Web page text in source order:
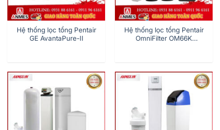
Hệ thống lọc tổng Pentair
GE AvantaPure-II
Hệ thống lọc tổng Pentair
OmniFilter OM66K